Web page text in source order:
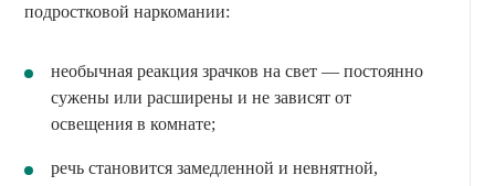
подростковой наркомании:
необычная реакция зрачков на свет — постоянно
сужены или расширены и не зависят от
освещения в комнате;
речь становится замедленной и невнятной,